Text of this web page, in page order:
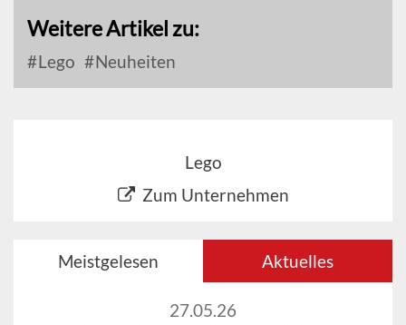
Weitere Artikel zu:
Lego Neuheiten
Lego
Zum Unternehmen
Meistgelesen Aktuelles
27.05.26